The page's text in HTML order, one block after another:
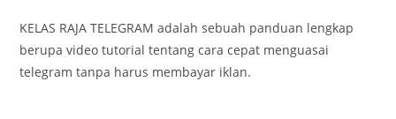
KELAS RAJA TELEGRAM adalah sebuah panduan lengkap
berupa video tutorial tentang cara cepat menguasai
telegram tanpa harus membayar iklan.